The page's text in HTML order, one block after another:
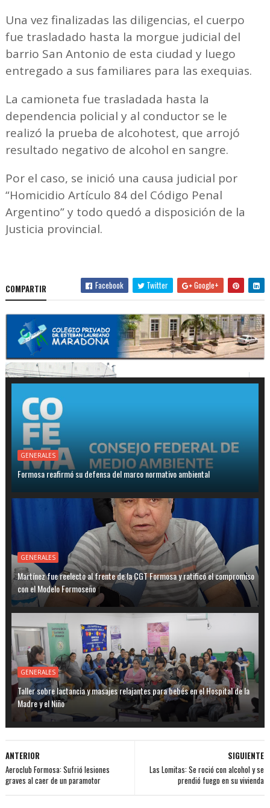
Una vez finalizadas las diligencias, el cuerpo
fue trasladado hasta la morgue judicial del
barrio San Antonio de esta ciudad y luego
entregado a sus familiares para las exequias.
La camioneta fue trasladada hasta la
dependencia policial y al conductor se le
realizó la prueba de alcohotest, que arrojó
resultado negativo de alcohol en sangre.
Por el caso, se inició una causa judicial por
“Homicidio Artículo 84 del Código Penal
Argentino” y todo quedó a disposición de la
Justicia provincial.
COMPARTIR Facebook Twitter Google+
GENERALES
Formosa reafirmó su defensa del marco normativo ambiental
GENERALES
Martínez fue reelecto al frente de la CGT Formosa y ratificó el compromiso
con el Modelo Formoseño
GENERALES
Taller sobre lactancia y masajes relajantes para bebés en el Hospital de la
Madre y el Niño
SIGUIENTE
Las Lomitas: Se roció con alcohol y se
prendió fuego en su vivienda
ANTERIOR
Aeroclub Formosa: Sufrió lesiones
graves al caer de un paramotor